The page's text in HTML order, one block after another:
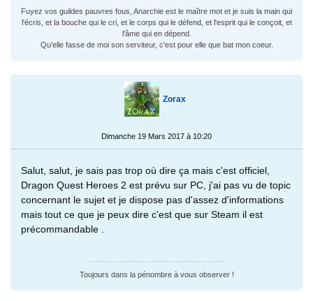
Fuyez vos guildes pauvres fous, Anarchie est le maître mot et je suis la main qui
l'écris, et la bouche qui le cri, et le corps qui le défend, et l'esprit qui le conçoit, et
l'âme qui en dépend.
Qu'elle fasse de moi son serviteur, c'est pour elle que bat mon coeur.
Zorax
Dimanche 19 Mars 2017 à 10:20
Salut, salut, je sais pas trop où dire ça mais c'est officiel,
Dragon Quest Heroes 2 est prévu sur PC, j'ai pas vu de topic
concernant le sujet et je dispose pas d'assez d'informations
mais tout ce que je peux dire c'est que sur Steam il est
précommandable .
Toujours dans la pénombre à vous observer !